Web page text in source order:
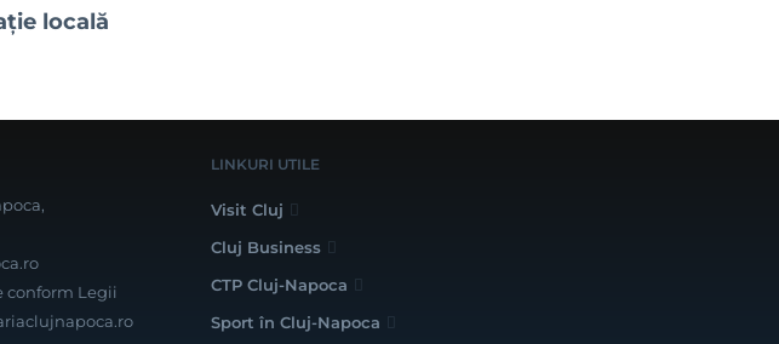
locală
conform Legii
LINKURI UTILE
Visit Cluj
Cluj Business
CTP Cluj-Napoca
Sport în Cluj-Napoca